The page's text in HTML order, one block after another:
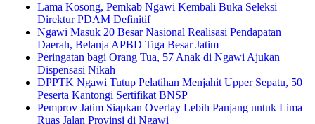
Lama Kosong, Pemkab Ngawi Kembali Buka Seleksi
Direktur PDAM Definitif
Ngawi Masuk 20 Besar Nasional Realisasi Pendapatan
Daerah, Belanja APBD Tiga Besar Jatim
Peringatan bagi Orang Tua, 57 Anak di Ngawi Ajukan
Dispensasi Nikah
DPPTK Ngawi Tutup Pelatihan Menjahit Upper Sepatu, 50
Peserta Kantongi Sertifikat BNSP
Pemprov Jatim Siapkan Overlay Lebih Panjang untuk Lima
Ruas Jalan Provinsi di Ngawi